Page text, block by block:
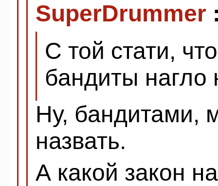
SuperDrummer
С той стати,
бандиты нагло
Ну, бандитами,
назвать.
А какой закон